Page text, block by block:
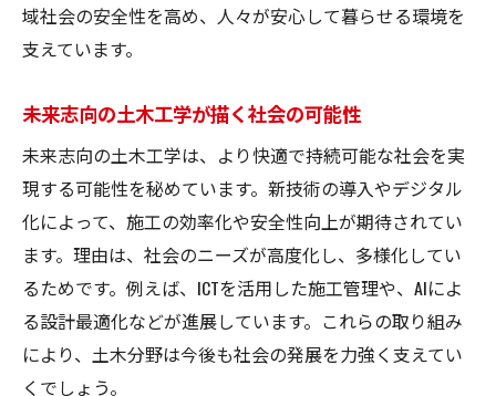
土木分野で役立つ基礎力の鍛え方とは
現場と理論を結ぶ土木学習のポイント
域社会の安全性を高め、人々が安心して暮らせる環境を
支えています。
未来志向の土木工学が描く社会の可能性
未来志向の土木工学は、より快適で持続可能な社会を実
現する可能性を秘めています。新技術の導入やデジタル
化によって、施工の効率化や安全性向上が期待されてい
ます。理由は、社会のニーズが高度化し、多様化してい
るためです。例えば、ICTを活用した施工管理や、AIによ
る設計最適化などが進展しています。これらの取り組み
により、土木分野は今後も社会の発展を力強く支えてい
くでしょう。